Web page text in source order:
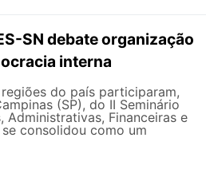
SN debate organização
interna
do país participaram,
(SP), do II Seminário
Administrativas, Financeiras e
consolidou como um